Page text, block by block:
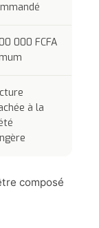
000 FCFA
à la
composé